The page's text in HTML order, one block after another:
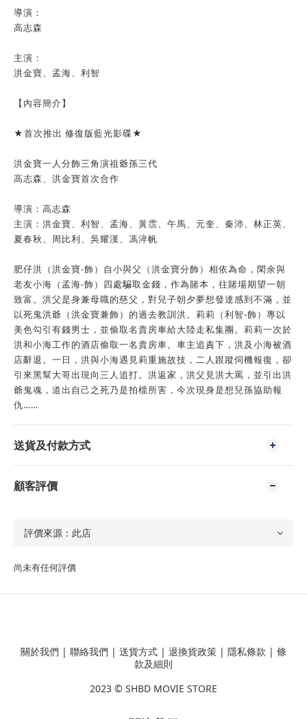
導演：
高志森
主演：
洪金寶、孟海、利智
【內容簡介】
★首次推出 修復版藍光影碟★
洪金寶一人分飾三角演祖爺孫三代
高志森、洪金寶首次合作
導演：高志森
主演：洪金寶、利智、孟海、黃霑、午馬、元奎、秦沛、林正英、
夏春秋、周比利、吳耀漢、馮淬帆
肥仔洪（洪金寶-飾）自小與父（洪金寶分飾）相依為命，閑余與
老友小海（孟海-飾）四處騙取金錢，作為賭本，往賭場期望一朝
致富。洪父是身兼母職的慈父，對兒子朝夕夢想發達感到不滿，並
以死鬼洪爺（洪金寶兼飾）的過去教訓洪。莉莉（利智-飾）專以
美色勾引有錢男士，並偷取名貴房車給大陸走私集團。莉莉一次於
洪和小海工作的酒店偷取一名貴房車。車主追責下，洪及小海被酒
店辭退。一日，洪與小海遇見莉重施故技，二人跟蹤伺機報復，卻
引來黑幫大哥出現向三人追打。洪返家，洪父見洪大罵，並引出洪
爺鬼魂，道出自己之死乃是拍檔所害，今次現身是想兒孫協助報
仇……
送貨及付款方式
顧客評價
尚未有任何評價
關於我們 | 聯絡我們 | 送貨方式 | 退換貨政策 | 隱私條款 | 條
款及細則
2023 © SHBD MOVIE STORE